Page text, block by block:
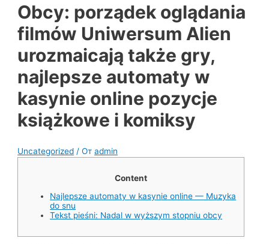
Obcy: porządek oglądania
filmów Uniwersum Alien
urozmaicają także gry,
najlepsze automaty w
kasynie online pozycje
książkowe i komiksy
Uncategorized / От admin
Content
Najlepsze automaty w kasynie online — Muzyka
do snu
Tekst pieśni: Nadal w wyższym stopniu obcy